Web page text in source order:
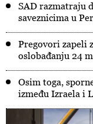
SAD razmatraju
saveznicima u
Pregovori zapeli
oslobađanju 24
Osim toga,
između Izraela i